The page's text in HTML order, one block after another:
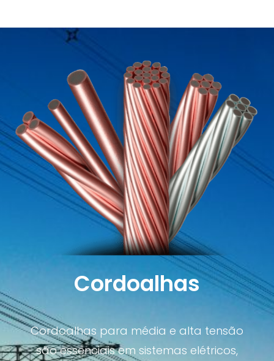
Cordoalhas
Cordoalhas para média e alta tensão
são essenciais em sistemas elétricos,